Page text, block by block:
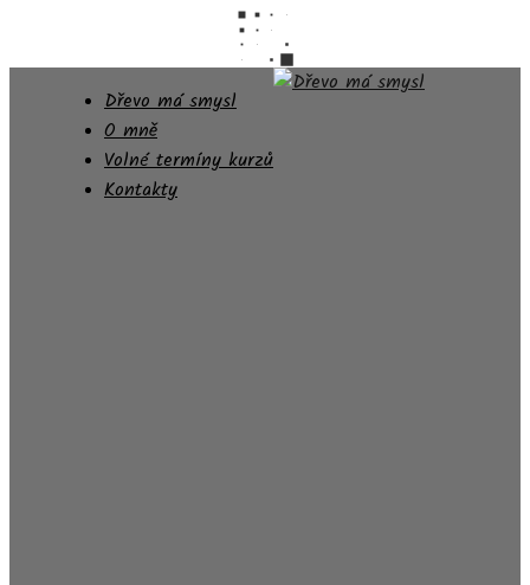
Dřevo má smysl
O mně
Volné termíny kurzů
Kontakty